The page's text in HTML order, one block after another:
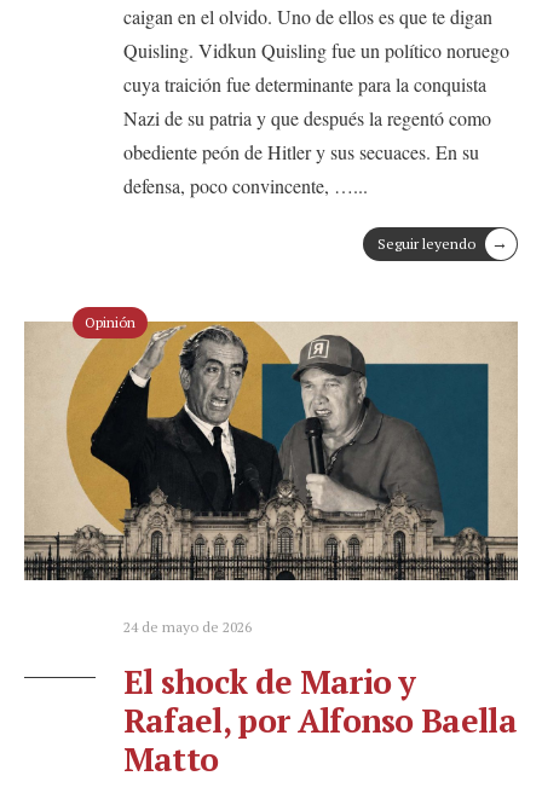
caigan en el olvido. Uno de ellos es que te digan
Quisling. Vidkun Quisling fue un político noruego
cuya traición fue determinante para la conquista
Nazi de su patria y que después la regentó como
obediente peón de Hitler y sus secuaces. En su
defensa, poco convincente, …...
Seguir leyendo →
Opinión
24 de mayo de 2026
El shock de Mario y
Rafael, por Alfonso Baella
Matto